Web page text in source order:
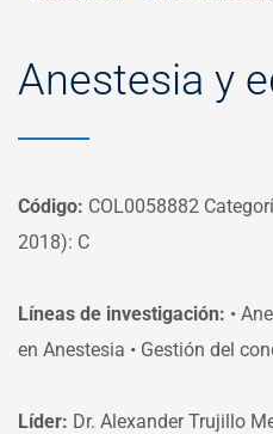
Anestesia y
Código: COL0058882
2018): C
Líneas de investigación: •
en Anestesia • Gestión del
Líder: Dr. Alexander Trujillo